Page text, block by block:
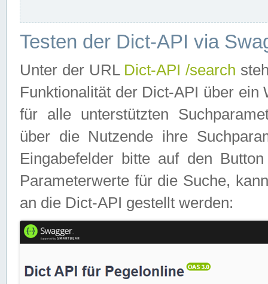
Testen der Dict-API via
Unter der URL Dict-API /search
Funktionalität der Dict-API über
für alle unterstützten
über die Nutzende ihre
Eingabefelder bitte auf den
Parameterwerte für die Suche,
an die Dict-API gestellt werden: